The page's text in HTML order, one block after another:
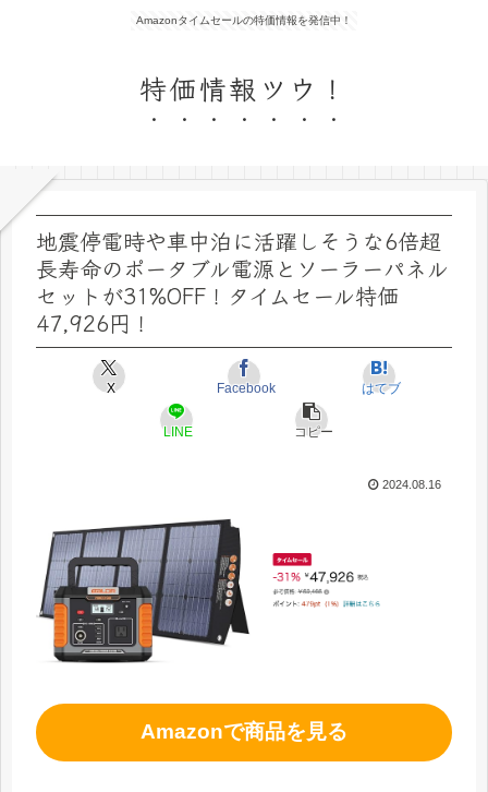
Amazonタイムセールの特価情報を発信中！
特価情報ツウ！
地震停電時や車中泊に活躍しそうな6倍超
長寿命のポータブル電源とソーラーパネル
セットが31%OFF！タイムセール特価
47,926円！
X Facebook はてブ
LINE コピー
2024.08.16
Amazonで商品を見る